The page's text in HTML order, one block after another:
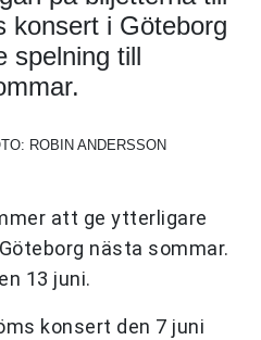
konsert i Göteborg
spelning till
ROBIN ANDERSSON
att ge ytterligare
nästa sommar.
13 juni.
konsert den 7 juni